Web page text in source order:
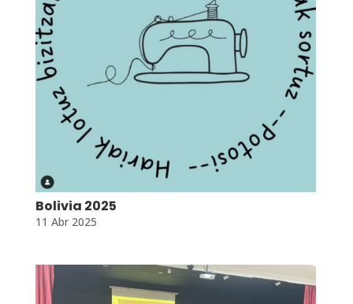
Bolivia 2025
11 Abr 2025